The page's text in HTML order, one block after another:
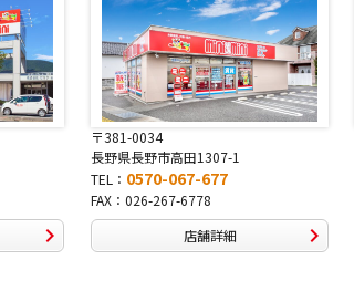
〒380-0822
長野県長野市大字鶴賀南千歳町826
TEL： 0570-069-991
FAX：026-269-9992
店舗詳細